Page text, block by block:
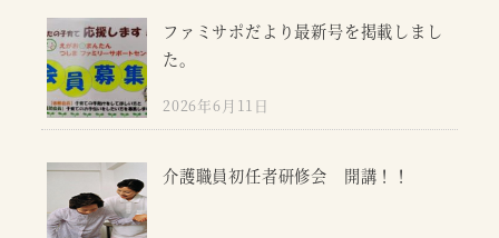
ファミサポだより最新号を掲載しまし
た。
2026年6月11日
介護職員初任者研修会 開講！！